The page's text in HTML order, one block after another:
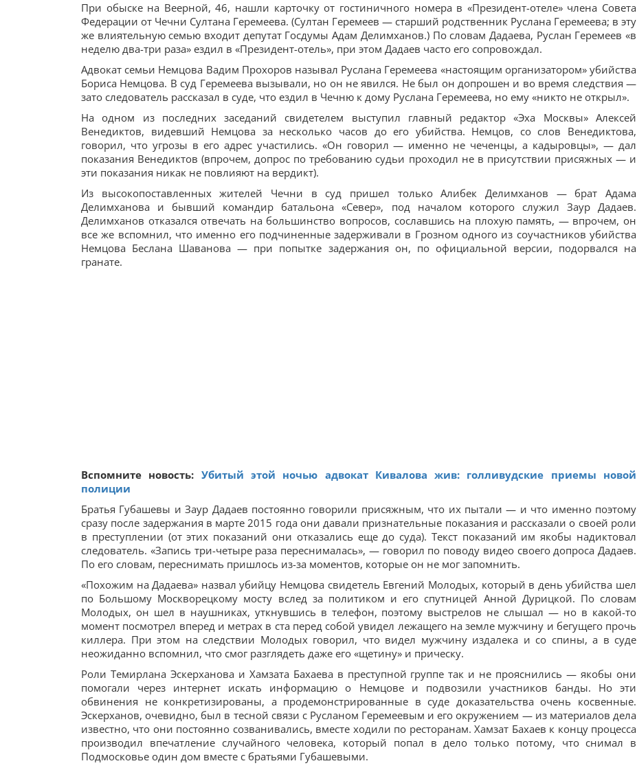
При обыске на Веерной, 46, нашли карточку от гостиничного номера в «Президент-отеле» члена Совета
Федерации от Чечни Султана Геремеева. (Султан Геремеев — старший родственник Руслана Геремеева; в эту
же влиятельную семью входит депутат Госдумы Адам Делимханов.) По словам Дадаева, Руслан Геремеев «в
неделю два-три раза» ездил в «Президент-отель», при этом Дадаев часто его сопровождал.
Адвокат семьи Немцова Вадим Прохоров называл Руслана Геремеева «настоящим организатором» убийства
Бориса Немцова. В суд Геремеева вызывали, но он не явился. Не был он допрошен и во время следствия —
зато следователь рассказал в суде, что ездил в Чечню к дому Руслана Геремеева, но ему «никто не открыл».
На одном из последних заседаний свидетелем выступил главный редактор «Эха Москвы» Алексей
Венедиктов, видевший Немцова за несколько часов до его убийства. Немцов, со слов Венедиктова,
говорил, что угрозы в его адрес участились. «Он говорил — именно не чеченцы, а кадыровцы», — дал
показания Венедиктов (впрочем, допрос по требованию судьи проходил не в присутствии присяжных — и
эти показания никак не повлияют на вердикт).
Из высокопоставленных жителей Чечни в суд пришел только Алибек Делимханов — брат Адама
Делимханова и бывший командир батальона «Север», под началом которого служил Заур Дадаев.
Делимханов отказался отвечать на большинство вопросов, сославшись на плохую память, — впрочем, он
все же вспомнил, что именно его подчиненные задерживали в Грозном одного из соучастников убийства
Немцова Беслана Шаванова — при попытке задержания он, по официальной версии, подорвался на
гранате.
Вспомните новость: Убитый этой ночью адвокат Кивалова жив: голливудские приемы новой
полиции
Братья Губашевы и Заур Дадаев постоянно говорили присяжным, что их пытали — и что именно поэтому
сразу после задержания в марте 2015 года они давали признательные показания и рассказали о своей роли
в преступлении (от этих показаний они отказались еще до суда). Текст показаний им якобы надиктовал
следователь. «Запись три-четыре раза переснималась», — говорил по поводу видео своего допроса Дадаев.
По его словам, переснимать пришлось из-за моментов, которые он не мог запомнить.
«Похожим на Дадаева» назвал убийцу Немцова свидетель Евгений Молодых, который в день убийства шел
по Большому Москворецкому мосту вслед за политиком и его спутницей Анной Дурицкой. По словам
Молодых, он шел в наушниках, уткнувшись в телефон, поэтому выстрелов не слышал — но в какой-то
момент посмотрел вперед и метрах в ста перед собой увидел лежащего на земле мужчину и бегущего прочь
киллера. При этом на следствии Молодых говорил, что видел мужчину издалека и со спины, а в суде
неожиданно вспомнил, что смог разглядеть даже его «щетину» и прическу.
Роли Темирлана Эскерханова и Хамзата Бахаева в преступной группе так и не прояснились — якобы они
помогали через интернет искать информацию о Немцове и подвозили участников банды. Но эти
обвинения не конкретизированы, а продемонстрированные в суде доказательства очень косвенные.
Эскерханов, очевидно, был в тесной связи с Русланом Геремеевым и его окружением — из материалов дела
известно, что они постоянно созванивались, вместе ходили по ресторанам. Хамзат Бахаев к концу процесса
производил впечатление случайного человека, который попал в дело только потому, что снимал в
Подмосковье один дом вместе с братьями Губашевыми.